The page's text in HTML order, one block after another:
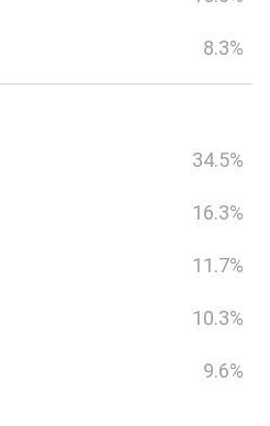
8.3%
34.5%
16.3%
11.7%
10.3%
9.6%